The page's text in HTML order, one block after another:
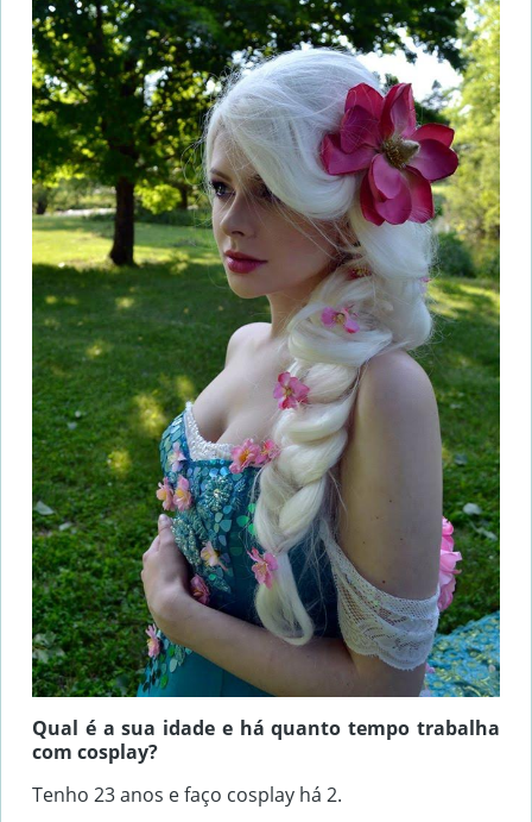
Qual é a sua idade e há quanto tempo trabalha
com cosplay?
Tenho 23 anos e faço cosplay há 2.